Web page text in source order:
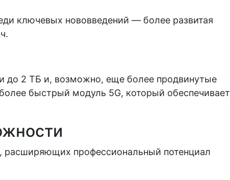
ключевых нововведений — более развитая
до 2 ТБ и, возможно, еще более продвинутые
быстрый модуль 5G, который обеспечивает
расширяющих профессиональный потенциал